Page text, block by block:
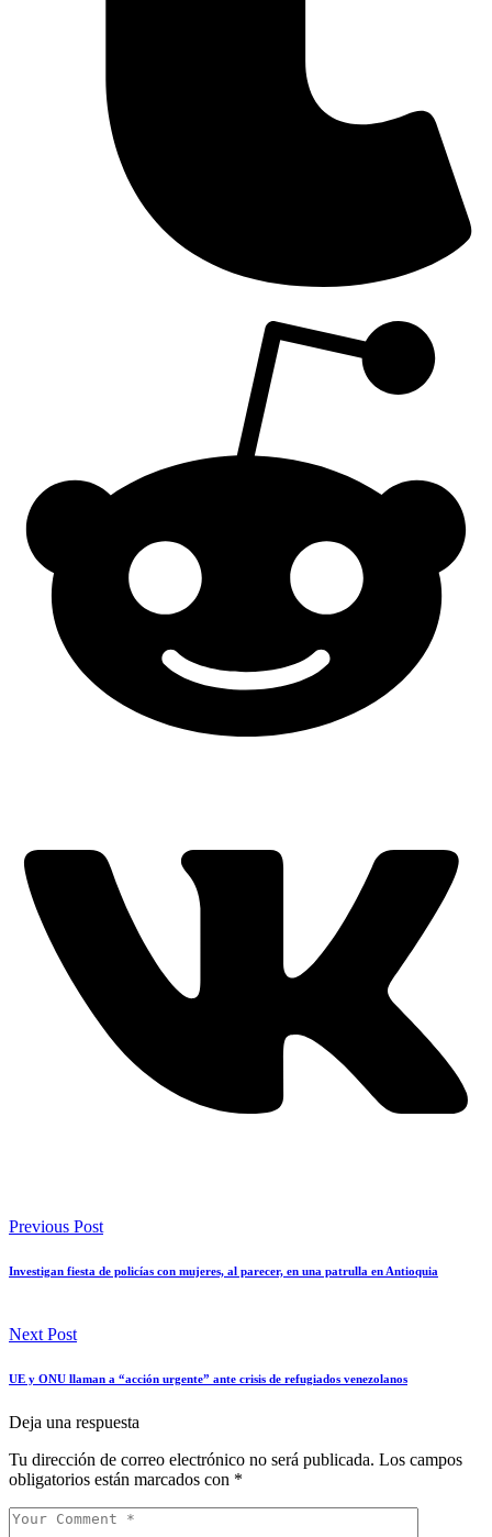
Previous Post
Investigan fiesta de policías con mujeres, al parecer, en una patrulla en Antioquia
Next Post
UE y ONU llaman a “acción urgente” ante crisis de refugiados venezolanos
Deja una respuesta
Tu dirección de correo electrónico no será publicada. Los campos
obligatorios están marcados con *